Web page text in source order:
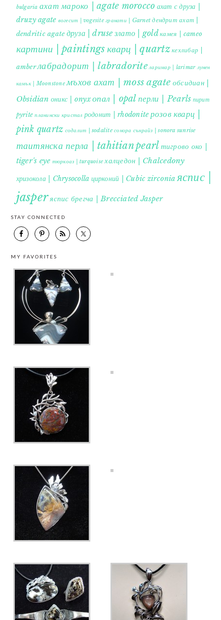
bulgaria ахат мароко | agate morocco ахат с друза |
druzy agate вогесит | vogesite гранати | Garnet дендрит ахат |
dendritic agate друза | druse злато | gold камея | cameo
картини | paintings кварц | quartzкехлибар |
amberлабрадорит | labradorite ларимар | larimar лунен
камък | Moonstone мъхов ахат | moss agate обсидиан |
Obsidian оникс | onyxопал | opal перли | Pearls пирит |
pyrite планински кристал родонит | rhodonite розов кварц |
pink quartz содалит | sodalite сонора сънрайз | sonora sunrise
таитянска перла | tahitian pearl тигрово око |
tiger's eye тюркоаз | turquoise халцедон | Chalcedony
хризокола | Chrysocolla цирконий | Cubic zirconia яспис |
jasperяспис брегча | Brecciated Jasper
STAY CONNECTED
MY FAVORITES